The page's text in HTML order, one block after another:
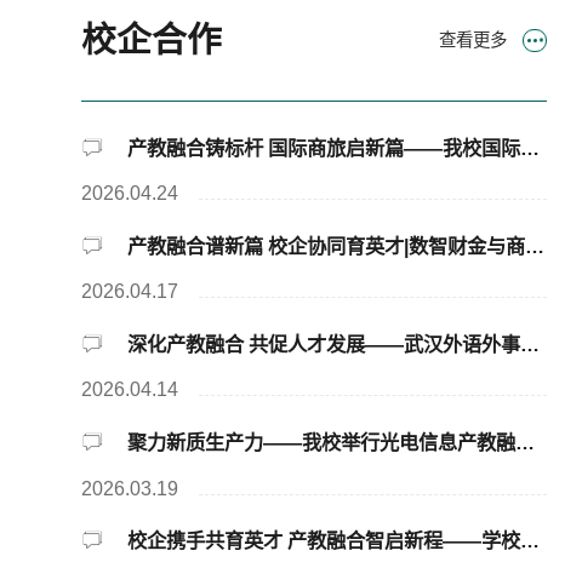
校企合作 查看更多
产教融合铸标杆 国际商旅启新篇——我校国际商旅服务产业学院成立
2026.04.24
产教融合谱新篇 校企协同育英才|数智财金与商贸服务学院召开产教融合校企合作理事会成立大会
2026.04.17
深化产教融合 共促人才发展——武汉外语外事职业学院赴湖北腾飞人才股份有限公司开展合作交流
2026.04.14
聚力新质生产力——我校举行光电信息产教融合实训基地成立大会
2026.03.19
校企携手共育英才 产教融合智启新程——学校与深圳越疆科技股份有限公司举行校企合作洽谈会